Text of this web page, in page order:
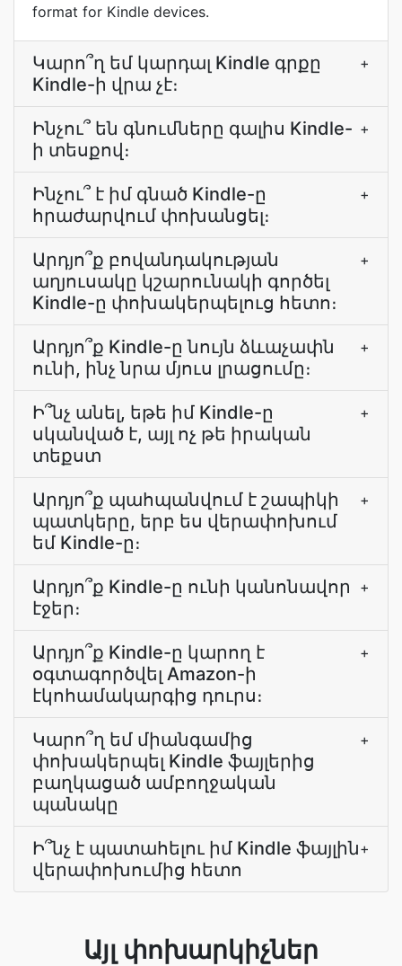
format for Kindle devices.
Կարո՞ղ եմ կարդալ Kindle գրքը
Kindle-ի վրա չէ։
+
Ինչու՞ են գնումները գալիս Kindle-
ի տեսքով։
+
Ինչու՞ է իմ գնած Kindle-ը
հրաժարվում փոխանցել։
+
Արդյո՞ք բովանդակության
աղյուսակը կշարունակի գործել
Kindle-ը փոխակերպելուց հետո։
+
Արդյո՞ք Kindle-ը նույն ձևաչափն
ունի, ինչ նրա մյուս լրացումը։
+
Ի՞նչ անել, եթե իմ Kindle-ը
սկանված է, այլ ոչ թե իրական
տեքստ
+
Արդյո՞ք պահպանվում է շապիկի
պատկերը, երբ ես վերափոխում
եմ Kindle-ը։
+
Արդյո՞ք Kindle-ը ունի կանոնավոր
էջեր։
+
Արդյո՞ք Kindle-ը կարող է
օգտագործվել Amazon-ի
էկոհամակարգից դուրս։
+
Կարո՞ղ եմ միանգամից
փոխակերպել Kindle ֆայլերից
բաղկացած ամբողջական
պանակը
+
Ի՞նչ է պատահելու իմ Kindle ֆայլին
վերափոխումից հետո
+
Այլ փոխարկիչներ